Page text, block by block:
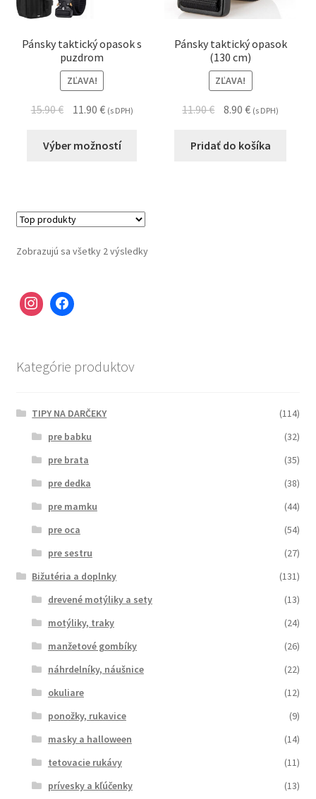
Pánsky taktický opasok s
puzdrom
ZĽAVA!
15.90€ 11.90 € (s DPH)
Výber možností
Pánsky taktický opasok
(130 cm)
ZĽAVA!
11.90€ 8.90€ (s DPH)
Pridať do košíka
Zobrazujú sa všetky 2 výsledky
Kategórie produktov
TIPY NA DARČEKY
(114)
pre babku
(32)
pre brata
(35)
pre dedka
(38)
pre mamku
(44)
pre oca
(54)
pre sestru
(27)
Bižutéria a doplnky
(131)
drevené motýliky a sety
(13)
motýliky, traky
(24)
manžetové gombíky
(26)
náhrdelníky, náušnice
(22)
okuliare
(12)
ponožky, rukavice
(9)
masky a halloween
(14)
tetovacie rukávy
(11)
prívesky a kľúčenky
(13)